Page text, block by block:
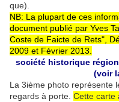
que).
NB: La plupart de ces
document publié par Yves
Coste de Faicte de Rets",
2009 et Février 2013.
société historique
(voir
La 3ième photo représente
regards à porte. Cette carte